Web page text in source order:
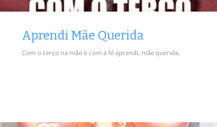
Aprendi Mãe Querida
Com o terço na mão e com a fé aprendi, mãe querida.